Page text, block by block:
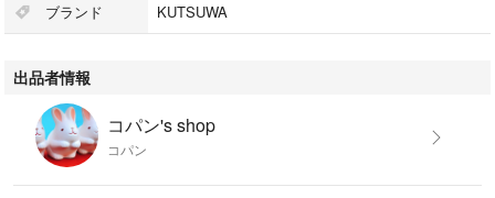
ブランド KUTSUWA
出品者情報
コパン's shop
コパン